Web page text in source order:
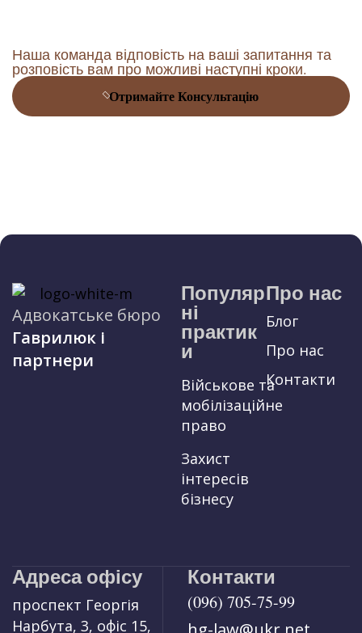
Наша команда відповість на ваші запитання та
розповість вам про можливі наступні кроки.
Отримайте Консультацію
Адвокатське бюро
Гаврилюк і
партнери
Популяр
ні
практик
и
Військове та
мобілізаційне
право
Захист
інтересів
бізнесу
Про нас
Блог
Про нас
Контакти
Адреса офісу
проспект Георгія
Нарбута, 3, офіс 15,
Контакти
(096) 705-75-99